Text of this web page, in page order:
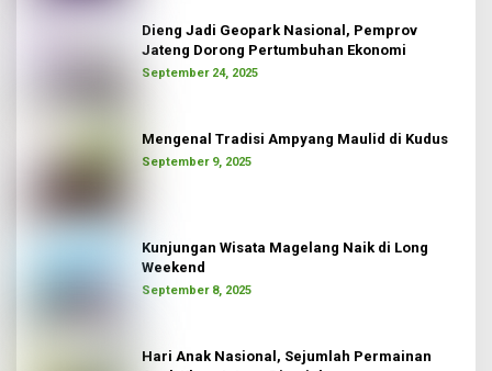
Dieng Jadi Geopark Nasional, Pemprov
Jateng Dorong Pertumbuhan Ekonomi
September 24, 2025
Mengenal Tradisi Ampyang Maulid di Kudus
September 9, 2025
Kunjungan Wisata Magelang Naik di Long
Weekend
September 8, 2025
Hari Anak Nasional, Sejumlah Permainan